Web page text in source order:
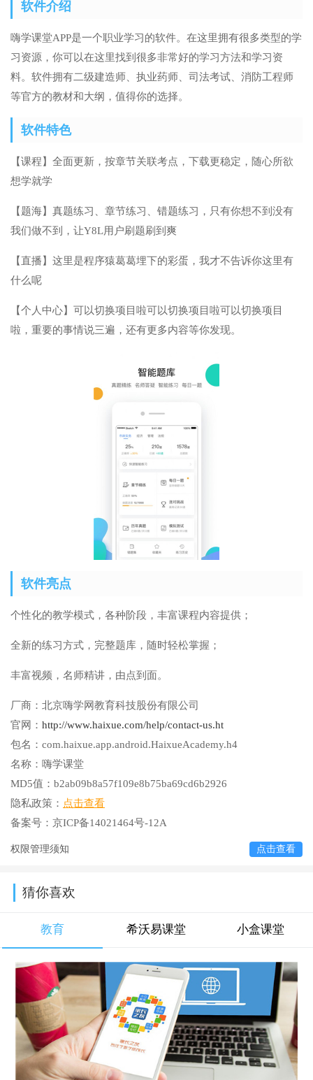
软件介绍
嗨学课堂APP是一个职业学习的软件。在这里拥有很多类型的学
习资源，你可以在这里找到很多非常好的学习方法和学习资
料。软件拥有二级建造师、执业药师、司法考试、消防工程师
等官方的教材和大纲，值得你的选择。
软件特色
【课程】全面更新，按章节关联考点，下载更稳定，随心所欲
想学就学
【题海】真题练习、章节练习、错题练习，只有你想不到没有
我们做不到，让Y8L用户刷题刷到爽
【直播】这里是程序猿葛葛埋下的彩蛋，我才不告诉你这里有
什么呢
【个人中心】可以切换项目啦可以切换项目啦可以切换项目
啦，重要的事情说三遍，还有更多内容等你发现。
软件亮点
个性化的教学模式，各种阶段，丰富课程内容提供；
全新的练习方式，完整题库，随时轻松掌握；
丰富视频，名师精讲，由点到面。
厂商： 北京嗨学网教育科技股份有限公司
官网： http://www.haixue.com/help/contact-us.ht
包名： com.haixue.app.android.HaixueAcademy.h4
名称： 嗨学课堂
MD5值： b2ab09b8a57f109e8b75ba69cd6b2926
隐私政策： 点击查看
备案号： 京ICP备14021464号-12A
权限管理须知 点击查看
猜你喜欢
教育 希沃易课堂 小盒课堂